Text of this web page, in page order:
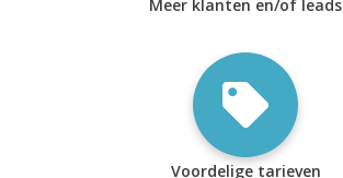
Meer klanten en/of leads
Voordelige tarieven